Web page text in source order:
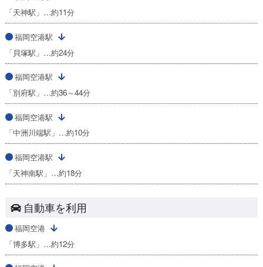
「天神駅」…約11分
福岡空港駅
「貝塚駅」…約24分
福岡空港駅
「別府駅」…約36～44分
福岡空港駅
「中洲川端駅」…約10分
福岡空港駅
「天神南駅」…約18分
自動車を利用
福岡空港
「博多駅」…約12分